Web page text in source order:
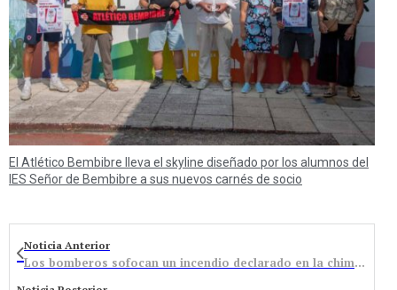
El Atlético Bembibre lleva el skyline diseñado por los alumnos del
IES Señor de Bembibre a sus nuevos carnés de socio
Noticia Anterior
Los bomberos sofocan un incendio declarado en la chimenea francesa de una vivienda en Congosto